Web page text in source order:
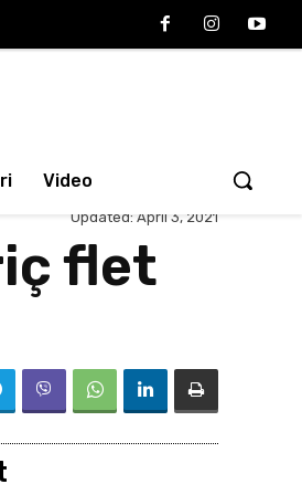
Video
Updated: April 3, 2021
flet